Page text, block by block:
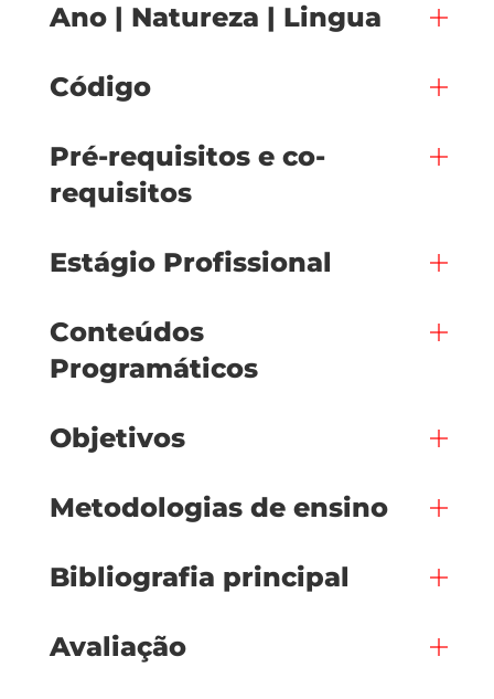
Ano | Natureza | Lingua
Código
Pré-requisitos e co-
requisitos
Estágio Profissional
Conteúdos
Programáticos
Objetivos
Metodologias de ensino
Bibliografia principal
Avaliação